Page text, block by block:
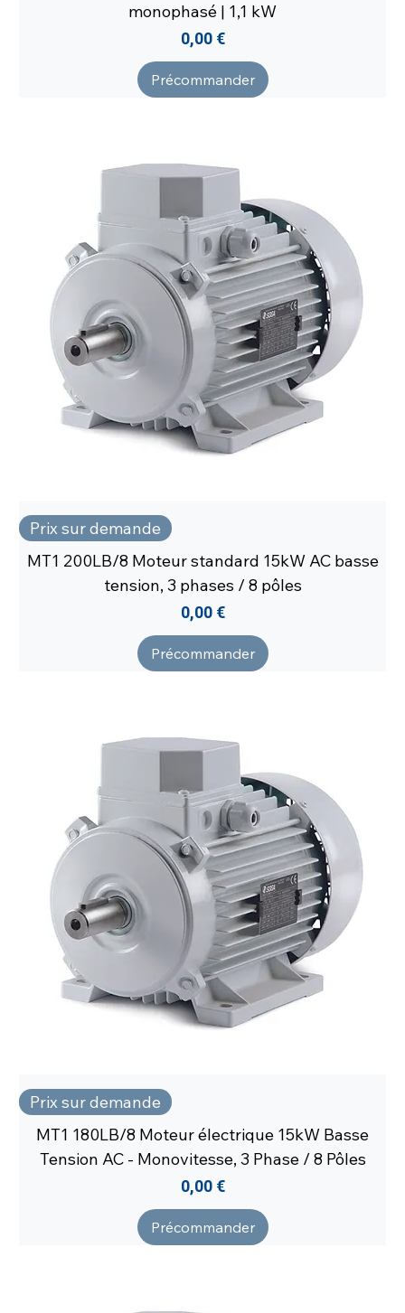
monophasé | 1,1 kW
Prix
0,00 €
Précommander
Prix sur demande
MT1 200LB/8 Moteur standard 15kW AC basse
tension, 3 phases / 8 pôles
Prix
0,00 €
Précommander
Prix sur demande
MT1 180LB/8 Moteur électrique 15kW Basse
Tension AC - Monovitesse, 3 Phase / 8 Pôles
Prix
0,00 €
Précommander